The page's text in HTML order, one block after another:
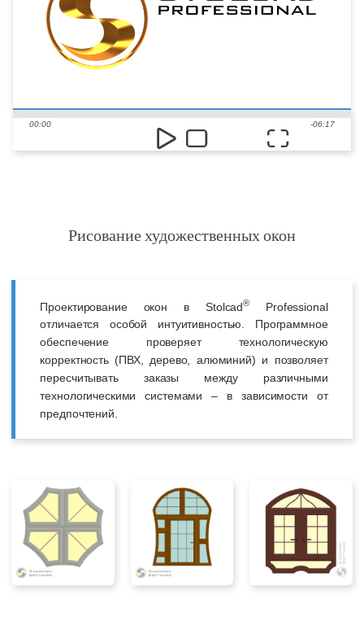
00:00 -06:17
Рисование художественных окон
Проектирование окон в Stolcad®
Professional
отличается особой интуитивностью. Программное
обеспечение проверяет технологическую
корректность (ПВХ, дерево, алюминий) и позволяет
пересчитывать заказы между различными
технологическими системами – в зависимости от
предпочтений.